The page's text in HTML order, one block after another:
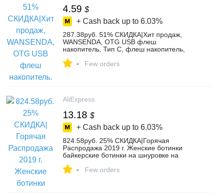
4.59 $
+ Cash back up to 6.03%
287.38руб. 51% СКИДКА|Хит продаж,
WANSENDA, OTG USB флеш
накопитель, Тип C, флеш накопитель,
флешка, 3,0, высокоскоростная Флешка
- Few orders
AliExpress
13.18 $
+ Cash back up to 6.03%
824.58руб. 25% СКИДКА|Горячая
Распродажа 2019 г. Женские ботинки
байкерские ботинки на шнуровке на
женские ботинки на шнуровке с пряжкой
- Few orders